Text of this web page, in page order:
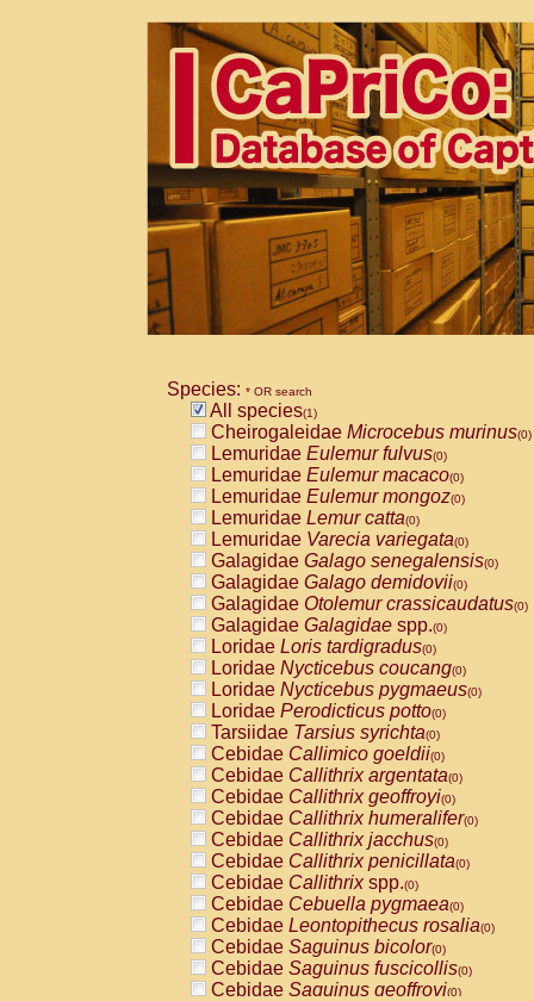
Species: * OR search
All species(1)
Cheirogaleidae Microcebus murinus(0)
Lemuridae Eulemur fulvus(0)
Lemuridae Eulemur macaco(0)
Lemuridae Eulemur mongoz(0)
Lemuridae Lemur catta(0)
Lemuridae Varecia variegata(0)
Galagidae Galago senegalensis(0)
Galagidae Galago demidovii(0)
Galagidae Otolemur crassicaudatus(0)
Galagidae Galagidae spp.(0)
Loridae Loris tardigradus(0)
Loridae Nycticebus coucang(0)
Loridae Nycticebus pygmaeus(0)
Loridae Perodicticus potto(0)
Tarsiidae Tarsius syrichta(0)
Cebidae Callimico goeldii(0)
Cebidae Callithrix argentata(0)
Cebidae Callithrix geoffroyi(0)
Cebidae Callithrix humeralifer(0)
Cebidae Callithrix jacchus(0)
Cebidae Callithrix penicillata(0)
Cebidae Callithrixspp.(0)
Cebidae Cebuella pygmaea(0)
Cebidae Leontopithecus rosalia(0)
Cebidae Saguinus bicolor(0)
Cebidae Saguinus fuscicollis(0)
Cebidae Saguinus geoffroyi(0)